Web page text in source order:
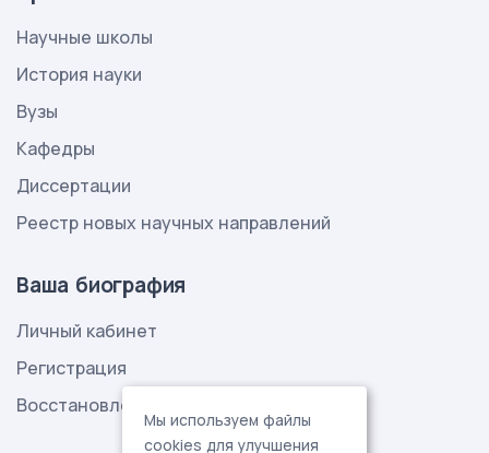
Научные школы
История науки
Вузы
Кафедры
Диссертации
Реестр новых научных направлений
Ваша биография
Личный кабинет
Регистрация
Восстановление пароля
Мы используем файлы
cookies для улучшения